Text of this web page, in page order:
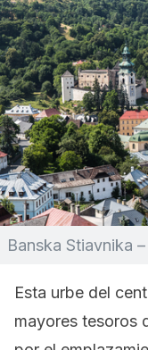
Banska Stiavnika
Esta urbe del
mayores tesoros